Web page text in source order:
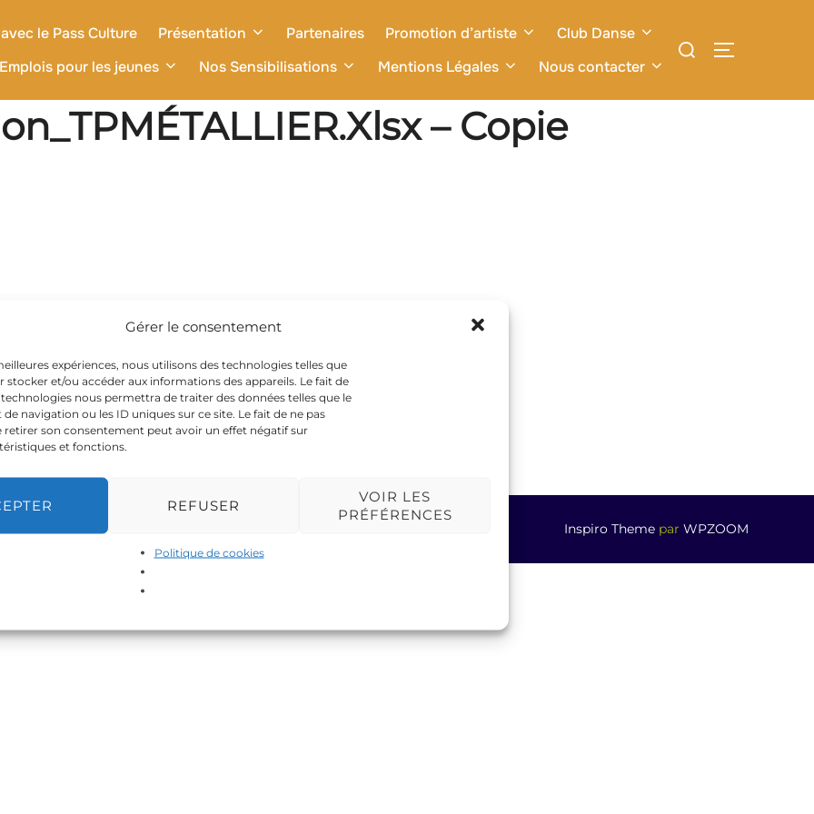
Gérer le consentement
expériences, nous utilisons des technologies telles que
stocker et/ou accéder aux informations des appareils. Le fait de
nous permettra de traiter des données telles que le
navigation ou les ID uniques sur ce site. Le fait de ne pas
retirer son consentement peut avoir un effet négatif sur
et fonctions.
REFUSER
VOIR LES
PRÉFÉRENCES
Politique de cookies
le Pass Culture Présentation Partenaires Promotion d’artiste
Club Danse
pour les jeunes
Nos Sensibilisations Mentions Légales Nous contacter
– Copie
Inspiro Theme par WPZOOM